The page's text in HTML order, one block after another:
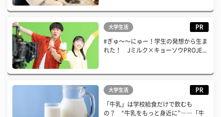
大学生活 PR
#ぎゅ〜〜にゅー！学生の発想から生ま
れた！ Jミルク×キョーソウPROJE...
大学生活 PR
「牛乳」は学校給食だけで飲むも
の？ “牛乳をもっと身近に”――「牛